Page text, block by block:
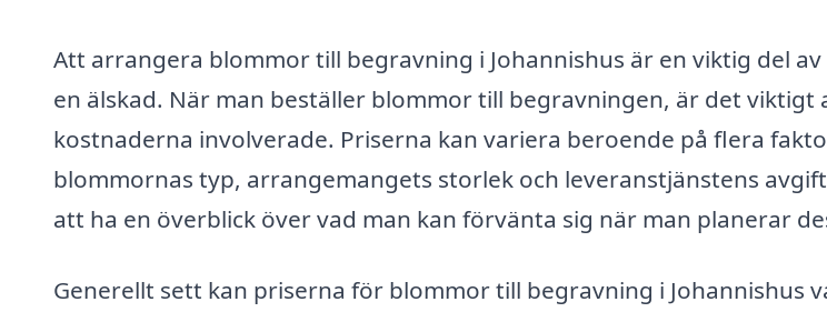
Att arrangera blommor till begravning i Johannishus är en viktig del
en älskad. När man beställer blommor till begravningen, är det viktigt
kostnaderna involverade. Priserna kan variera beroende på flera
blommornas typ, arrangemangets storlek och leveranstjänstens
att ha en överblick över vad man kan förvänta sig när man planerar
Generellt sett kan priserna för blommor till begravning i Johannishus